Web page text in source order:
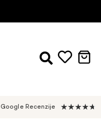
Google Recenzije ★★★★★